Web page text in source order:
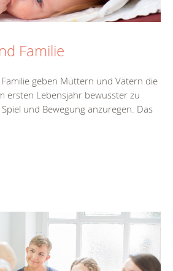
Familie
geben Müttern und Vätern die
ersten Lebensjahr bewusster zu
und Bewegung anzuregen. Das